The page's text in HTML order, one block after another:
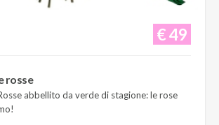
€ 49
rosse
abbellito da verde di stagione: le rose